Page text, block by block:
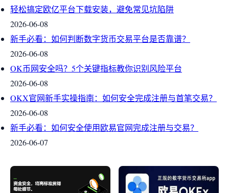
轻松搞定欧亿平台下载安装，避免常见坑陷阱
2026-06-08
新手必看：如何判断数字货币交易平台是否靠谱？
2026-06-08
OK币网安全吗？5个关键指标教你识别风险平台
2026-06-08
OKX官网新手实操指南：如何安全完成注册与首笔交易？
2026-06-08
新手必看：如何安全使用欧易官网完成注册与交易？
2026-06-07